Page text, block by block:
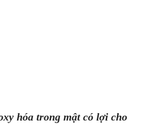
hóa trong mật có lợi cho